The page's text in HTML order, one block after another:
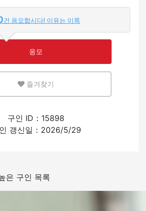
살릴 수 있는 환경
건 응모합시다! 이유는 이쪽
응모
즐겨찾기
구인 ID：15898
갱신일：2026/5/29
은 구인 목록